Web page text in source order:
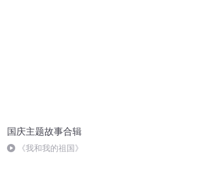
国庆主题故事合辑
《我和我的祖国》